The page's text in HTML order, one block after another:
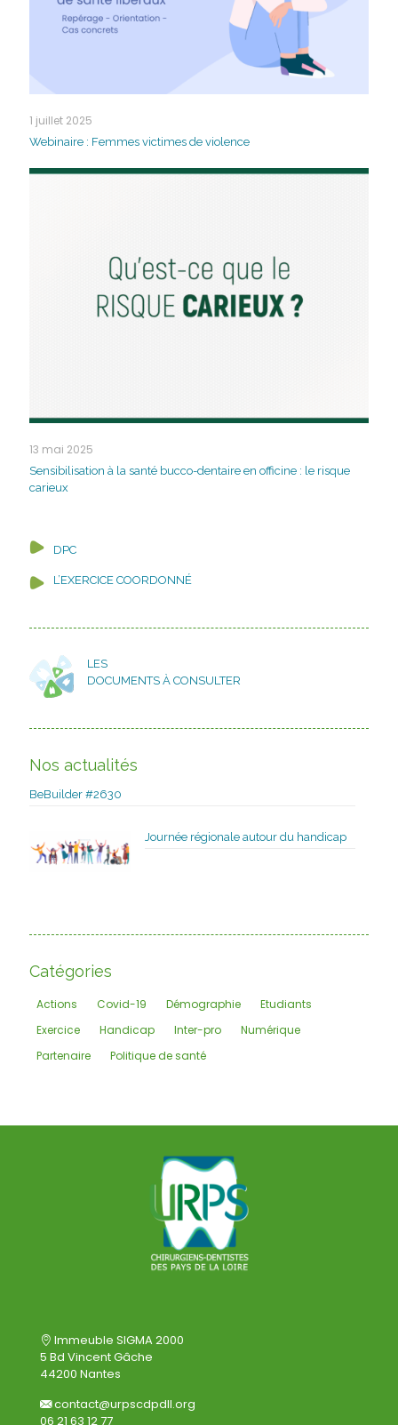
1 juillet 2025
Webinaire : Femmes victimes de violence
13 mai 2025
Sensibilisation à la santé bucco-dentaire en officine : le risque
carieux
DPC
L’EXERCICE COORDONNÉ
LES
DOCUMENTS À CONSULTER
Nos actualités
BeBuilder #2630
Journée régionale autour du handicap
Catégories
Actions Covid-19 Démographie
Etudiants
Exercice
Handicap Inter-pro
Numérique
Partenaire
Politique de santé
Immeuble SIGMA 2000
5 Bd Vincent Gâche
44200 Nantes
contact@urpscdpdll.org
06 21 63 12 77